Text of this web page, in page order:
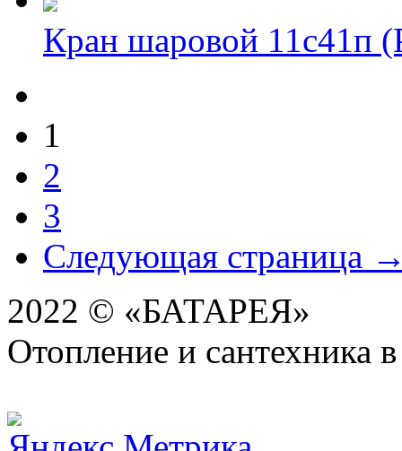
Кран шаровой 11с41п
1
2
3
Следующая страница
2022 © «БАТАРЕЯ»
Отопление и сантехника